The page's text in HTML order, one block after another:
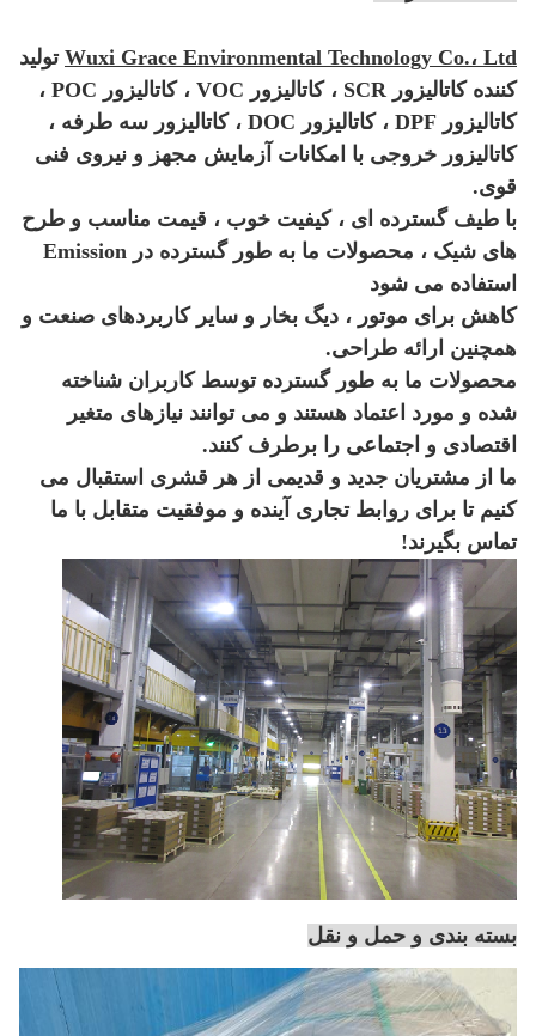
Wuxi Grace Environmental Technology Co.، Ltdتولید
کننده کاتالیزور SCR ، کاتالیزور VOC ، کاتالیزور POC ،
کاتالیزور DPF ، کاتالیزور DOC ، کاتالیزور سه طرفه ،
کاتالیزور خروجی با امکانات آزمایش مجهز و نیروی فنی
قوی.
با طیف گسترده ای ، کیفیت خوب ، قیمت مناسب و طرح
های شیک ، محصولات ما به طور گسترده در Emission
استفاده می شود
کاهش برای موتور ، دیگ بخار و سایر کاربردهای صنعت و
همچنین ارائه طراحی.
محصولات ما به طور گسترده توسط کاربران شناخته
شده و مورد اعتماد هستند و می توانند نیازهای متغیر
اقتصادی و اجتماعی را برطرف کنند.
ما از مشتریان جدید و قدیمی از هر قشری استقبال می
کنیم تا برای روابط تجاری آینده و موفقیت متقابل با ما
تماس بگیرند!
بسته بندی و حمل و نقل